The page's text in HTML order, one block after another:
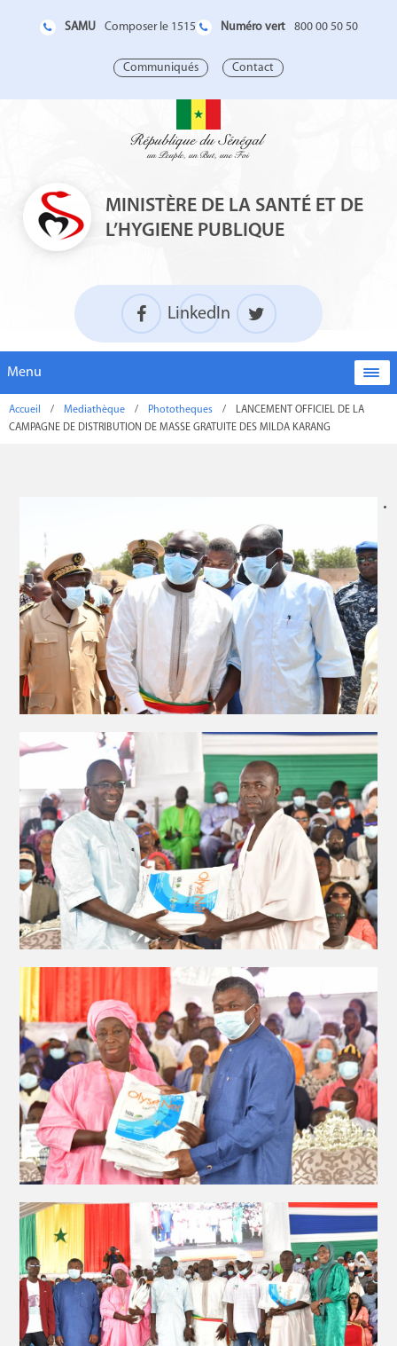
SAMU Composer le 1515 Numéro vert 800 00 50 50
Communiqués Contact
MINISTÈRE DE LA SANTÉ ET DE
L’HYGIENE PUBLIQUE
LinkedIn
Menu
Accueil / Mediathèque / Phototheques /
LANCEMENT OFFICIEL DE LA
CAMPAGNE DE DISTRIBUTION DE MASSE GRATUITE DES MILDA KARANG